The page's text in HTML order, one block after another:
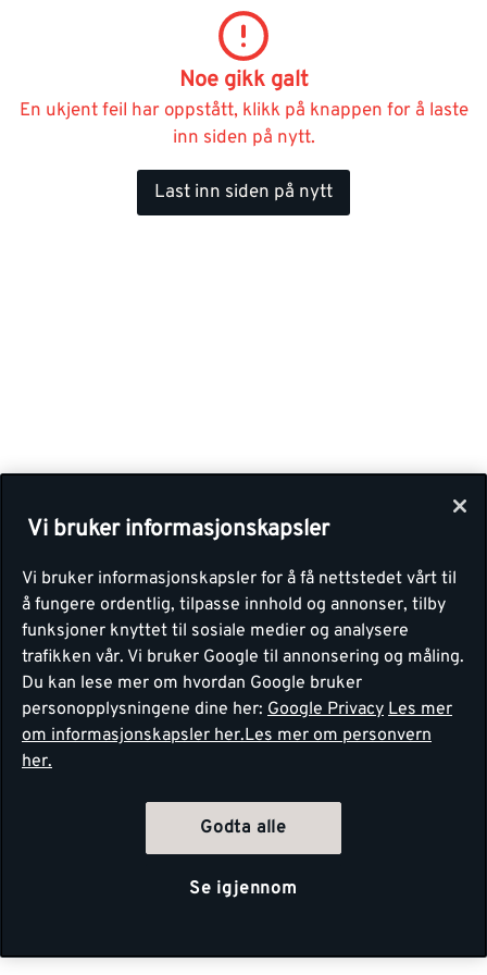
Noe gikk galt
En ukjent feil har oppstått, klikk på knappen for å laste
inn siden på nytt.
Last inn siden på nytt
Vi bruker informasjonskapsler
Vi bruker informasjonskapsler for å få nettstedet vårt til
å fungere ordentlig, tilpasse innhold og annonser, tilby
funksjoner knyttet til sosiale medier og analysere
trafikken vår. Vi bruker Google til annonsering og måling.
Du kan lese mer om hvordan Google bruker
personopplysningene dine her: Google Privacy Les mer
om informasjonskapsler her.Les mer om personvern
her.
Godta alle
Se igjennom